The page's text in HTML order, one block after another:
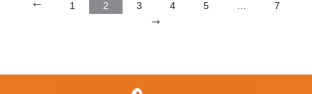
1 2 3 4 5 7